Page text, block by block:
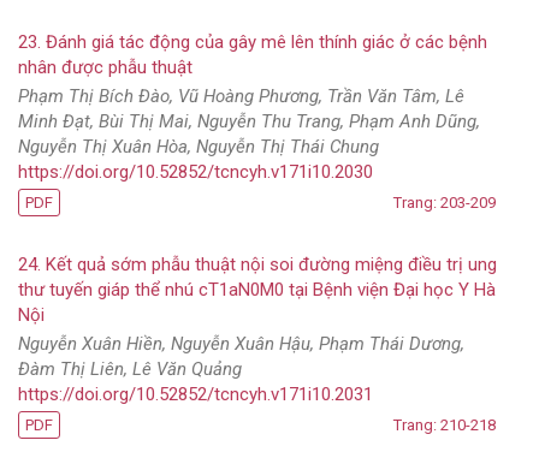
23. Đánh giá tác động của gây mê lên thính giác ở các bệnh
nhân được phẫu thuật
Phạm Thị Bích Đào, Vũ Hoàng Phương, Trần Văn Tâm, Lê
Minh Đạt, Bùi Thị Mai, Nguyễn Thu Trang, Phạm Anh Dũng,
Nguyễn Thị Xuân Hòa, Nguyễn Thị Thái Chung
https://doi.org/10.52852/tcncyh.v171i10.2030
PDF Trang: 203-209
24. Kết quả sớm phẫu thuật nội soi đường miệng điều trị ung
thư tuyến giáp thể nhú cT1aN0M0 tại Bệnh viện Đại học Y Hà
Nội
Nguyễn Xuân Hiền, Nguyễn Xuân Hậu, Phạm Thái Dương,
Đàm Thị Liên, Lê Văn Quảng
https://doi.org/10.52852/tcncyh.v171i10.2031
PDF Trang: 210-218